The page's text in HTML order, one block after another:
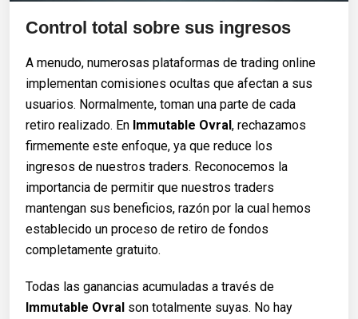
Control total sobre sus ingresos
A menudo, numerosas plataformas de trading online
implementan comisiones ocultas que afectan a sus
usuarios. Normalmente, toman una parte de cada
retiro realizado. En Immutable Ovral, rechazamos
firmemente este enfoque, ya que reduce los
ingresos de nuestros traders. Reconocemos la
importancia de permitir que nuestros traders
mantengan sus beneficios, razón por la cual hemos
establecido un proceso de retiro de fondos
completamente gratuito.
Todas las ganancias acumuladas a través de
Immutable Ovral son totalmente suyas. No hay